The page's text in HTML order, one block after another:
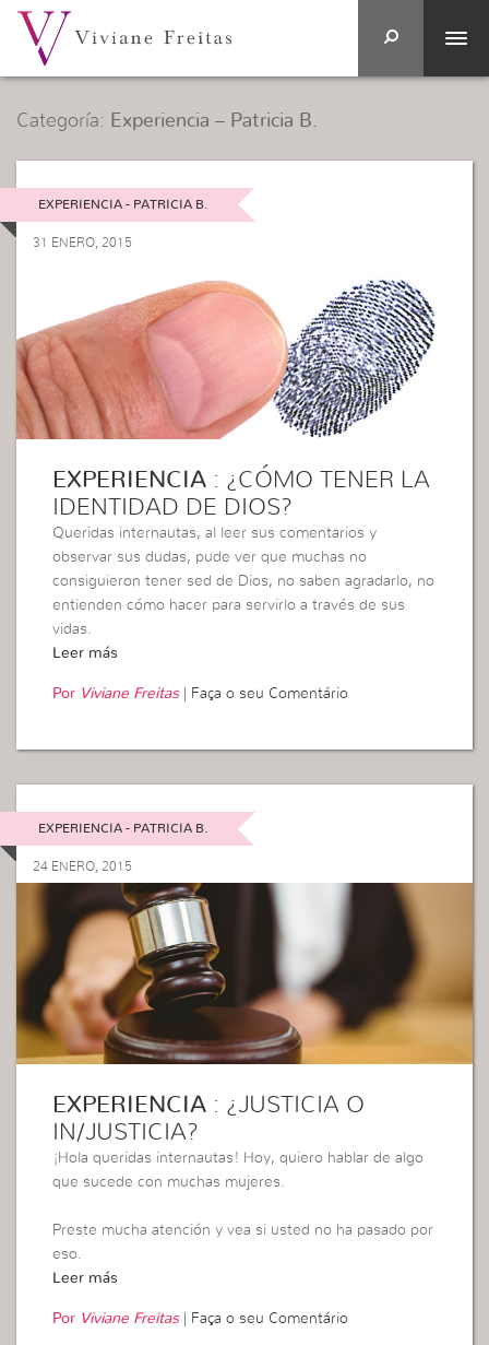
Categoría: Experiencia – Patricia B.
EXPERIENCIA - PATRICIA B.
31 ENERO, 2015
EXPERIENCIA : ¿CÓMO TENER LA
IDENTIDAD DE DIOS?
Queridas internautas, al leer sus comentarios y
observar sus dudas, pude ver que muchas no
consiguieron tener sed de Dios, no saben agradarlo, no
entienden cómo hacer para servirlo a través de sus
vidas.
Leer más
Por Viviane Freitas| Faça o seu Comentário
EXPERIENCIA - PATRICIA B.
24 ENERO, 2015
EXPERIENCIA : ¿JUSTICIA O
IN/JUSTICIA?
¡Hola queridas internautas! Hoy, quiero hablar de algo
que sucede con muchas mujeres.
Preste mucha atención y vea si usted no ha pasado por
eso.
Leer más
Por Viviane Freitas| Faça o seu Comentário